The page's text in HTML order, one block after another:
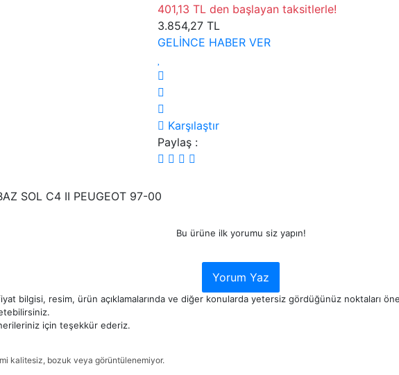
401,13 TL den başlayan taksitlerle!
3.854,27 TL
GELİNCE HABER VER
Karşılaştır
Paylaş :
SOL C4 II PEUGEOT 97-00
Bu ürüne ilk yorumu siz yapın!
Yorum Yaz
bilgisi, resim, ürün açıklamalarında ve diğer konularda yetersiz gördüğünüz noktaları
için teşekkür ederiz.
kalitesiz, bozuk veya görüntülenemiyor.